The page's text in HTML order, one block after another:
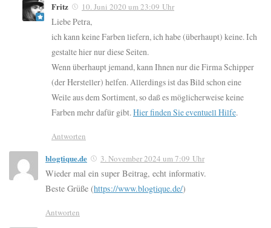
Fritz 10. Juni 2020 um 23:09 Uhr
Liebe Petra,
ich kann keine Farben liefern, ich habe (überhaupt) keine. Ich
gestalte hier nur diese Seiten.
Wenn überhaupt jemand, kann Ihnen nur die Firma Schipper
(der Hersteller) helfen. Allerdings ist das Bild schon eine
Weile aus dem Sortiment, so daß es möglicherweise keine
Farben mehr dafür gibt.Hier finden Sie eventuell Hilfe.
Antworten
blogtique.de 3. November 2024 um 7:09 Uhr
Wieder mal ein super Beitrag, echt informativ.
Beste Grüße (https://www.blogtique.de/)
Antworten